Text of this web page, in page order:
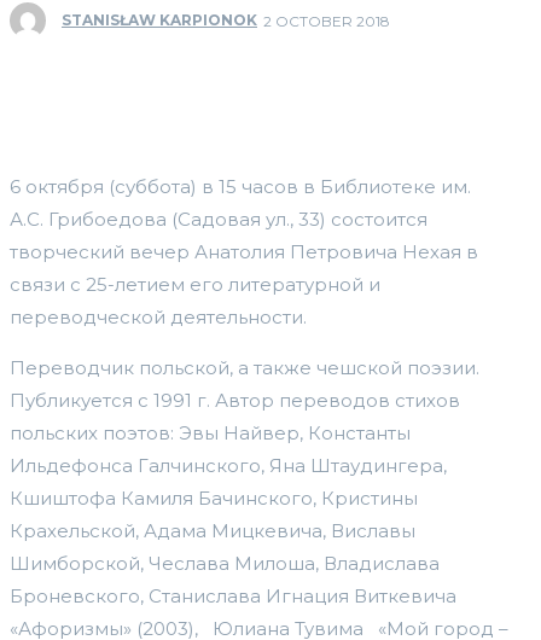
STANISŁAW KARPIONOK 2 OCTOBER 2018
6 октября (суббота) в 15 часов в Библиотеке им.
А.С. Грибоедова (Садовая ул., 33) состоится
творческий вечер Анатолия Петровича Нехая в
связи с 25-летием его литературной и
переводческой деятельности.
Переводчик польской, а также чешской поэзии.
Публикуется с 1991 г. Автор переводов стихов
польских поэтов: Эвы Найвер, Константы
Ильдефонса Галчинского, Яна Штаудингера,
Кшиштофа Камиля Бачинского, Кристины
Крахельской, Адама Мицкевича, Виславы
Шимборской, Чеслава Милоша, Владислава
Броневского, Станислава Игнация Виткевича
«Афоризмы» (2003), Юлиана Тувима «Мой город –